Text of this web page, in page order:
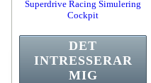
DET
INTRESSERAR
MIG